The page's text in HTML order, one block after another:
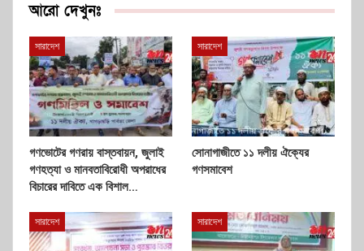
আরো দেখুনঃ
সারাদেশ
গণভোটের গণরায় বাস্তবায়ন, জুলাই
গণহত্যা ও মানবতাবিরোধী অপরাধের
বিচারের দাবিতে এক বিশাল…
সারাদেশ
সোনাগাজীতে ১১ দলীয় ঐক্যের
গণসমাবেশ
সারাদেশ সারাদেশ